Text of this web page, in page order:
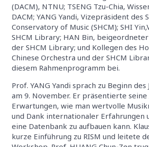
(DACM), NTNU; TSENG Tzu-Chia,
DACM; YANG Yandi, Vizepräsident des
Conservatory of Music (SHCM); SHI
SHCM Library; HAN Bin,
der SHCM Library; und Kollegen des
Chinese Orchestra und der SHCM
diesem Rahmenprogramm bei.
Prof. YANG Yandi sprach zu Beginn
am 9. November. Er präsentierte seine
Erwartungen, wie man wertvolle
und Dank internationaler Erfahrungen
eine Datenbank zu aufbauen kann.
kurze Einführung zu RISM und leitete